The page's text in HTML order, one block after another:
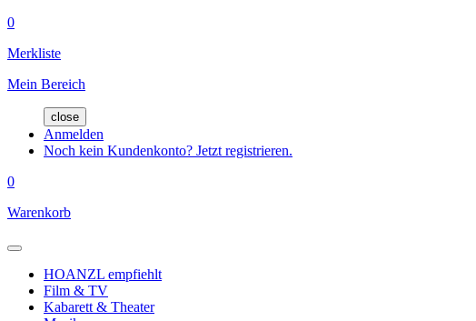
0
Merkliste
Mein Bereich
close
Anmelden
Noch kein Kundenkonto? Jetzt registrieren.
0
Warenkorb
HOANZL empfiehlt
Film & TV
Kabarett & Theater